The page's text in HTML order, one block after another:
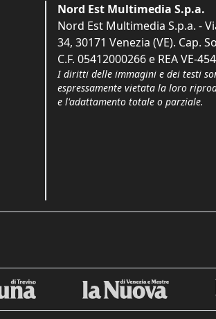
Nord Est Multimedia S.p.a.
Nord Est Multimedia S.p.a. -
34, 30171 Venezia (VE). Cap.
C.F. 05412000266 e REA VE-
I diritti delle immagini e dei testi
espressamente vietata la loro
e l'adattamento totale o parziale.